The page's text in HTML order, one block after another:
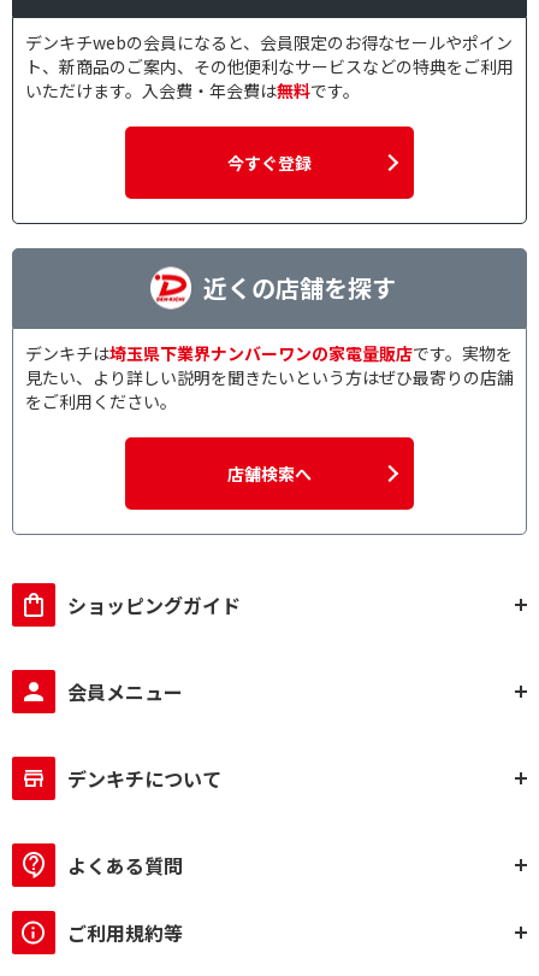
ワイプ撮り対応
UHS規格で絞り込む
UHS-I
UHSスピードクラスで絞り込む
SDスピードクラスで絞り込む
Class10 Class4
ビデオスピードクラスで絞り込む
ビデオスピードクラス
光学ズーム倍率で絞り込む
上)
1m50cm)
1kg～2kg未満
スタンドタイプで絞り込む
デンキチwebの会員になると、会員限定のお得なセールやポイン
ト、新商品のご案内、その他便利なサービスなどの特典をご利用
いただけます。入会費・年会費は無料です。
今すぐ登録
近くの店舗を探す
デンキチは埼玉県下業界ナンバーワンの家電量販店です。実物を
見たい、より詳しい説明を聞きたいという方はぜひ最寄りの店舗
をご利用ください。
店舗検索へ
ショッピングガイド
会員メニュー
デンキチについて
よくある質問
ご利用規約等